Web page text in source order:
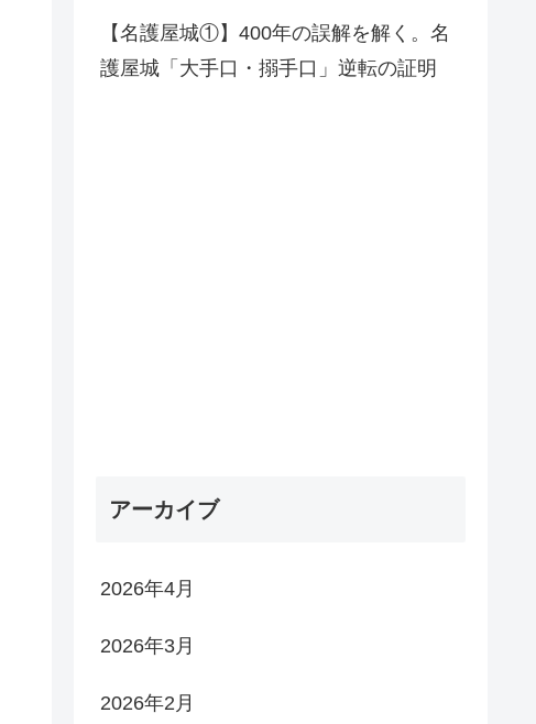
【名護屋城①】400年の誤解を解く。名
護屋城「大手口・搦手口」逆転の証明
アーカイブ
2026年4月
2026年3月
2026年2月